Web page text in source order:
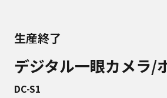
生産終了
デジタル一眼カメラ/
DC-S1